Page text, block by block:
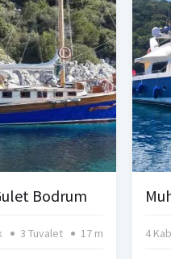
Bodrum
3 Tuvalet 17 m 4